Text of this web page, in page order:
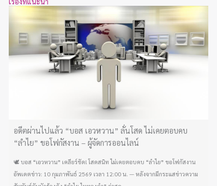
อดีตผ่านไปแล้ว “บอส เอวหวาน” ลั่นโสด ไม่เคยตอบคบ
“ลำไย” ขอโฟกัสงาน – ผู้จัดการออนไลน์
🕊️ บอส “เอวหวาน” เคลียร์ชัด! โสดสนิท ไม่เคยตอบคบ “ลำไย” ขอโฟกัสงาน
อัพเดตข่าว: 10 กุมภาพันธ์ 2569 เวลา 12:00 น. — หลังจากมีกระแสข่าวความ